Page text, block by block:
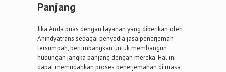
Panjang
Jika Anda puas dengan layanan yang diberikan oleh
Anindyatrans sebagai penyedia jasa penerjemah
tersumpah, pertimbangkan untuk membangun
hubungan jangka panjang dengan mereka. Hal ini
dapat memudahkan proses penerjemahan di masa